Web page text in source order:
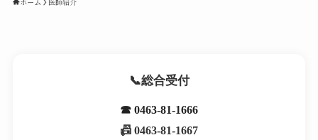
総合受付
☎ 0463-81-1666
📠 0463-81-1667